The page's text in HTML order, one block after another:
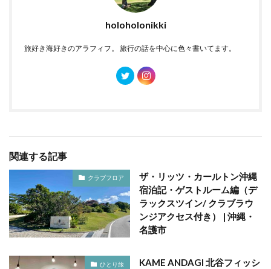
holoholonikki
旅好き海好きのアラフィフ。 旅行の話を中心に色々書いてます。
関連する記事
クラブフロア
ザ・リッツ・カールトン沖縄
宿泊記・ゲストルーム編（デ
ラックスツイン/ クラブラウ
ンジアクセス付き） | 沖縄・
名護市
ひとり旅
KAME ANDAGI 北谷フィッシ